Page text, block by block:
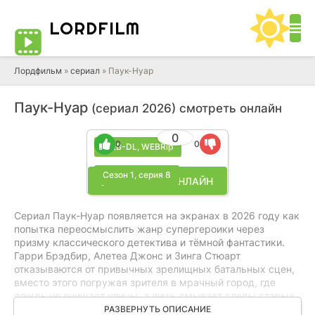
LORDFILM
Лордфильм » cериал » Паук-Нуар
Паук-Нуар (сериал 2026) смотреть онлайн
WEB-DL, WEBRip
Сезон 1, серия 8
0
0 0
▶ СМОТРЕТЬ ОНЛАЙН
Сериал Паук-Нуар появляется на экранах в 2026 году как
попытка переосмыслить жанр супергероики через
призму классического детектива и тёмной фантастики.
Гарри Брэдбир, Алетеа Джонс и Зинга Стюарт
отказываются от привычных зрелищных батальных сцен,
вместо этого погружая зрителя в мрачный город, где
дождь не очищает улицы, а лишь смывает следы старых
преступлений. Николас Кейдж возвращается к образу
РАЗВЕРНУТЬ ОПИСАНИЕ